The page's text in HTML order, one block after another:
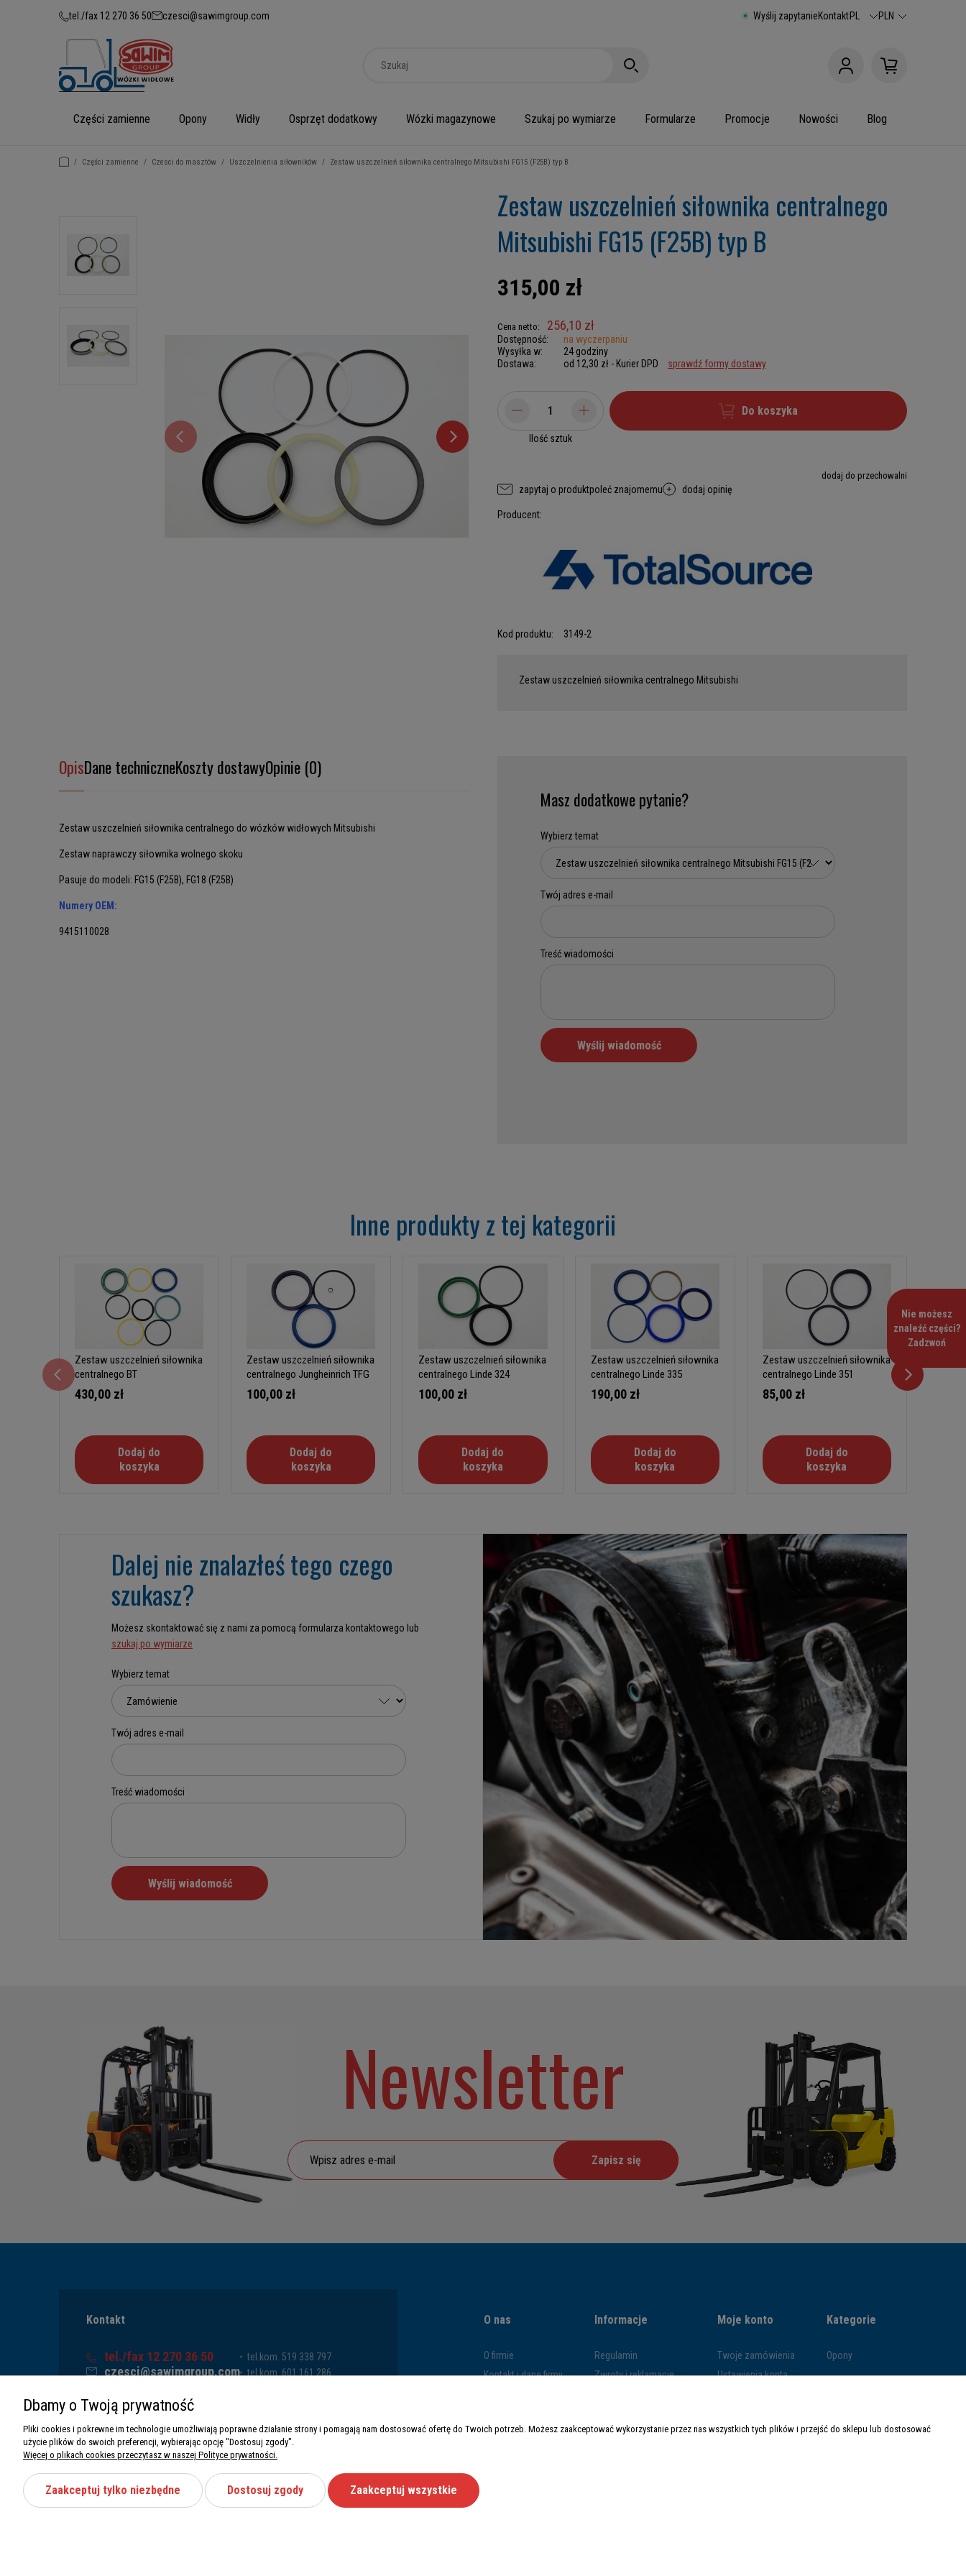
tel./fax 12 270 36 50 czesci@sawimgroup.com Wyślij zapytanieKontaktPL PLN
Części zamienne Opony Widły Osprzęt dodatkowy Wózki magazynowe Szukaj po wymiarze Formularze Promocje Nowości Blog
/ Części zamienne / Czesci do masztów / Uszczelnienia siłowników / Zestaw uszczelnień siłownika centralnego Mitsubishi FG15 (F25B) typ B
Zestaw uszczelnień siłownika centralnego
Mitsubishi FG15 (F25B) typ B
315,00 zł
Cena netto: 256,10 zł
Dostępność:
na wyczerpaniu
Wysyłka w:
24 godziny
Dostawa:
od 12,30 zł - Kurier DPD sprawdź formy dostawy
Ilość sztuk
Do koszyka
dodaj do przechowalni
zapytaj o produktpoleć znajomemu dodaj opinię
Producent:
Kod produktu: 3149-2
Zestaw uszczelnień siłownika centralnego Mitsubishi
OpisDane techniczneKoszty dostawyOpinie (0)
Zestaw uszczelnień siłownika centralnego do wózków widłowych Mitsubishi
Zestaw naprawczy siłownika wolnego skoku
Pasuje do modeli: FG15 (F25B), FG18 (F25B)
Numery OEM:
9415110028
Masz dodatkowe pytanie?
Inne produkty z tej kategorii
Zestaw uszczelnień siłownika
centralnego BT
430,00 zł
Dodaj do
koszyka
Zestaw uszczelnień siłownika
centralnego Jungheinrich TFG
100,00 zł
Dodaj do
koszyka
Zestaw uszczelnień siłownika
centralnego Linde 324
100,00 zł
Dodaj do
koszyka
Zestaw uszczelnień siłownika
centralnego Linde 335
190,00 zł
Dodaj do
koszyka
Zestaw uszczelnień siłownika
centralnego Linde 351
85,00 zł
Dodaj do
koszyka
Dalej nie znalazłeś tego czego
szukasz?
Możesz skontaktować się z nami za pomocą formularza kontaktowego lub
szukaj po wymiarze
Newsletter
Zapisz się
Kontakt
tel./fax 12 270 36 50
czesci@sawimgroup.com
32-080 Zabierzów
NIP: 5130284470
REGON: 5246591010
tel.kom. 519 338 797
tel.kom. 601 161 286
O nas
O firmie
Kontakt i dane firmy
Informacje
Regulamin
Zwroty i reklamacje
Czas i koszty dostawy
Moje konto
Twoje zamówienia
Ustawienia konta
Kategorie
Opony
Nie możesz
znaleźć części?
Zadzwoń
Dbamy o Twoją prywatność
Pliki cookies i pokrewne im technologie umożliwiają poprawne działanie strony i pomagają nam dostosować ofertę do Twoich potrzeb. Możesz zaakceptować wykorzystanie przez nas wszystkich tych plików i przejść do sklepu lub dostosować
użycie plików do swoich preferencji, wybierając opcję "Dostosuj zgody".
Więcej o plikach cookies przeczytasz w naszej Polityce prywatności.
Zaakceptuj tylko niezbędne Dostosuj zgody Zaakceptuj wszystkie